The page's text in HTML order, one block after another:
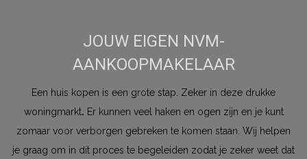
JOUW EIGEN NVM-
AANKOOPMAKELAAR
Een huis kopen is een grote stap. Zeker in deze drukke
woningmarkt. Er kunnen veel haken en ogen zijn en je kunt
zomaar voor verborgen gebreken te komen staan. Wij helpen
je graag om in dit proces te begeleiden zodat je zeker weet dat